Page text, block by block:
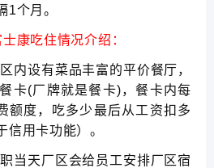
1个月。
康吃住情况介绍：
内设有菜品丰富的平价餐厅，
卡(厂牌就是餐卡)，餐卡内每
额度，吃多少最后从工资扣多
信用卡功能）。
当天厂区会给员工安排厂区宿